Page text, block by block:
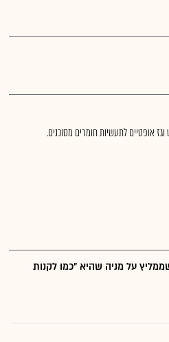
אופטיים לתעשיות חומרים מסוכנים.
על מניה שהיא "כמו לקנות